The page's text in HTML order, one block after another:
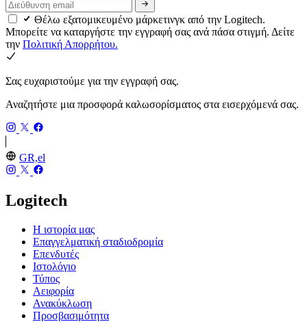
Θέλω εξατομικευμένο μάρκετινγκ από την Logitech.
Μπορείτε να καταργήστε την εγγραφή σας ανά πάσα στιγμή. Δείτε
την Πολιτική Απορρήτου.
Σας ευχαριστούμε για την εγγραφή σας.
Αναζητήστε μια προσφορά καλωσορίσματος στα εισερχόμενά σας.
GR,el
Logitech
Η ιστορία μας
Επαγγελματική σταδιοδρομία
Επενδυτές
Ιστολόγιο
Τύπος
Αειφορία
Ανακύκλωση
Προσβασιμότητα